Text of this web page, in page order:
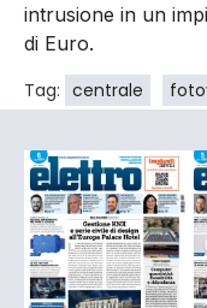
intrusione in un
di Euro.
Tag: centrale